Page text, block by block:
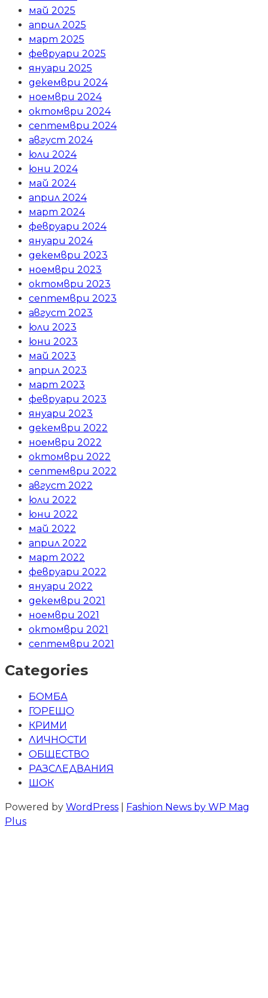
май 2025
април 2025
март 2025
февруари 2025
януари 2025
декември 2024
ноември 2024
октомври 2024
септември 2024
август 2024
юли 2024
юни 2024
май 2024
април 2024
март 2024
февруари 2024
януари 2024
декември 2023
ноември 2023
октомври 2023
септември 2023
август 2023
юли 2023
юни 2023
май 2023
април 2023
март 2023
февруари 2023
януари 2023
декември 2022
ноември 2022
октомври 2022
септември 2022
август 2022
юли 2022
юни 2022
май 2022
април 2022
март 2022
февруари 2022
януари 2022
декември 2021
ноември 2021
октомври 2021
септември 2021
Categories
БОМБА
ГОРЕЩО
КРИМИ
ЛИЧНОСТИ
ОБЩЕСТВО
РАЗСЛЕДВАНИЯ
ШОК
Powered by WordPress
Fashion News by WP Mag
Plus